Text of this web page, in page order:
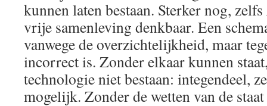
kunnen laten bestaan. Sterker nog, zelfs
vrije samenleving denkbaar. Een
vanwege de overzichtelijkheid, maar
incorrect is. Zonder elkaar kunnen
technologie niet bestaan: integendeel,
mogelijk. Zonder de wetten van de